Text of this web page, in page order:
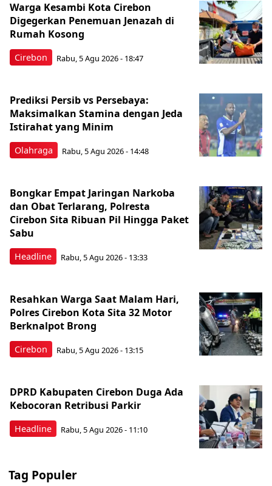
Cirebon
Warga Kesambi Kota Cirebon
Digegerkan Penemuan Jenazah di
Rumah Kosong
Rabu, 5 Agu 2026 - 18:47
Olahraga
Prediksi Persib vs Persebaya:
Maksimalkan Stamina dengan Jeda
Istirahat yang Minim
Rabu, 5 Agu 2026 - 14:48
Headline
Bongkar Empat Jaringan Narkoba
dan Obat Terlarang, Polresta
Cirebon Sita Ribuan Pil Hingga Paket
Sabu
Rabu, 5 Agu 2026 - 13:33
Cirebon
Resahkan Warga Saat Malam Hari,
Polres Cirebon Kota Sita 32 Motor
Berknalpot Brong
Rabu, 5 Agu 2026 - 13:15
Headline
DPRD Kabupaten Cirebon Duga Ada
Kebocoran Retribusi Parkir
Rabu, 5 Agu 2026 - 11:10
Tag Populer